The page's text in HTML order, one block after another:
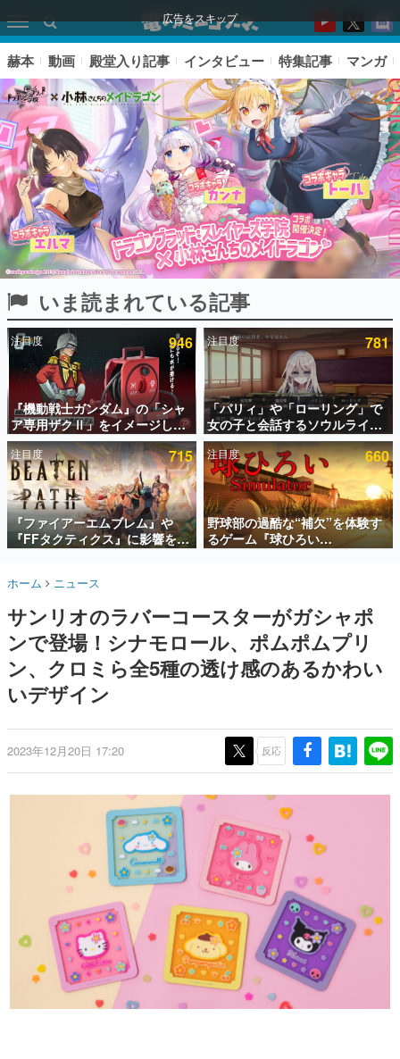
広告をスキップ
ピックアップ
電ファミのいま読まれている記事ランキング
アプリセール情報
インタビュー
連載・特集一覧
殿堂入り記事
SNS拡散数が数千以上！ ページビュー数万以上！ などな
ど。多くの人々に読まれた、電ファミ渾身の“殿堂入り”記
事をまとめました。
名作ゲームクリエイターの方々に製作時のエピソードをお
きます。
赫本
この物語を解いてはいけない。『赫本』は、〈試験問題〉
の形をした短編ホラー小説集です。
これからのデジタルゲーム市場を担う若きクリエイター達
の姿を追い、彼らのルーツと情熱を探っていきます。
ゲームに多大な影響を受けた作家さんに取材し、ゲームが
日本のコンテンツ産業やカルチャーに与えた影響を探る企
画です。
日本モバイルゲーム産業史
日本のモバイルゲーム史における主要なトピック・タイト
ルを網羅するほか、開発者へのインタビューや識者による
解説を掲載。約20年の歴史が一望できる決定版！
若ゲのいたり〜ゲームクリエイターの青春〜
『うつヌケ』『ペンと箸』等で知られるマンガ家・田中圭
一先生によるゲーム業界レポートマンガです。
なんでゲームは面白い？
赫本 動画 殿堂入り記事 インタビュー 特集記事 マンガ
いま読まれている記事
注目度 946
『機動戦士ガンダム』の「シャ
ア専用ザクⅡ」をイメージした
散水ホースリールが予約開始。
本体にはシャアのパーソナルマ
ークやジオン公国軍のエンブレ
ム、型式番号などを配置
注目度 781
「パリィ」や「ローリング」で
女の子と会話するソウルライク
恋愛ゲーム『小早川さんはソウ
ルライク』無料公開。返事に失
敗すると「YOU DIED」
注目度 715
『ファイアーエムブレム』や
『FFタクティクス』に影響を受
けた新作戦略RPG『Beaten
PC（Steam）、PS5、Xbox、
注目度 660
野球部の過酷な“補欠”を体験す
るゲーム『球ひろい
Simulator』が「1件」のウィッ
プロ野球選手から称賛の声
ホーム ニュース
サンリオのラバーコースターがガシャポ
ンで登場！シナモロール、ポムポムプリ
ン、クロミら全5種の透け感のあるかわい
いデザイン
2023年12月20日 17:20 反応